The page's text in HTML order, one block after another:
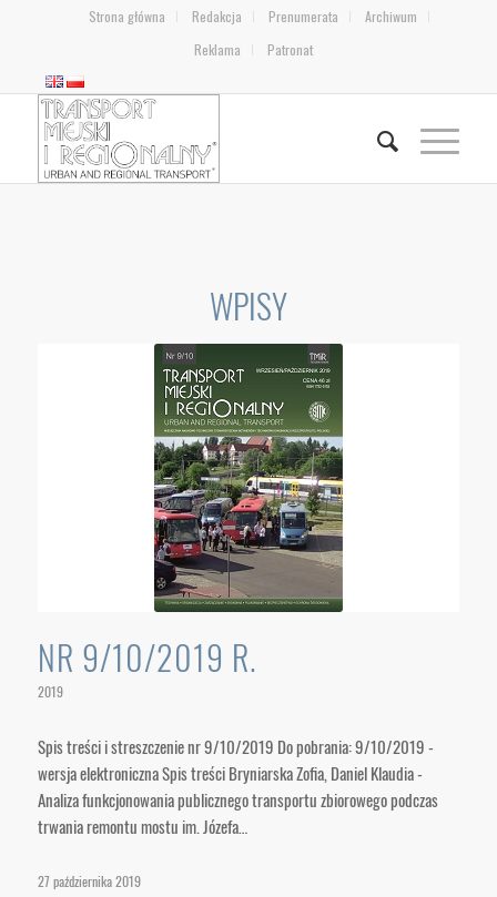
Strona główna Redakcja Prenumerata
Archiwum
Reklama
Patronat
WPISY
NR 9/10/2019 R.
2019
Spis treści i streszczenie nr 9/10/2019 Do pobrania: 9/10/2019 -
wersja elektroniczna Spis treści Bryniarska Zofia, Daniel Klaudia -
Analiza funkcjonowania publicznego transportu zbiorowego podczas
trwania remontu mostu im. Józefa…
27 października 2019